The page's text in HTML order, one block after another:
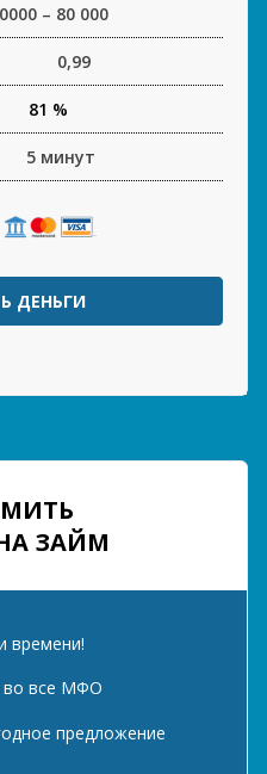
– 80 000
0,99
81 %
5 минут
ДЕНЬГИ
ЗАЙМ
времени!
во все МФО
предложение